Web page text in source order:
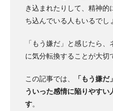
き込まれたりして、精神的
ち込んでいる人もいるでし
「もう嫌だ」と感じたら
に気分転換することが大切
この記事では、
「もう嫌
ういった感情に陥りやすい
す。